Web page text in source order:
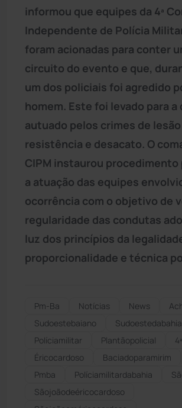
informou que equipes da 4ª
Independente de Polícia
foram acionadas para conter
circuito do evento e que,
um dos policiais foi agredido
homem. Este foi levado para a
autuado pelos crimes de
resistência e desacato. O
CIPM instaurou procedimento
a atuação das equipes
ocorrência com o objetivo de
regularidade das condutas
luz dos princípios da
proporcionalidade e técnica
Pm-Ba Notícias News
Sudoestebaiano
Sudoestedabahia
Políciamilitar
Plantãopolicial
Éricocardoso
Baciadoparamirim
Pmba
Políciamilitardabahia
Sãojoãodeéricocardoso